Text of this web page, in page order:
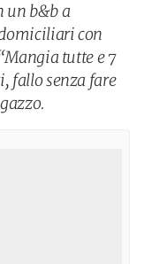
un b&b a
con
tutte e 7
fallo senza fare